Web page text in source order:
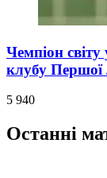
Чемпіон світу
клубу Першої
5 940
Останні